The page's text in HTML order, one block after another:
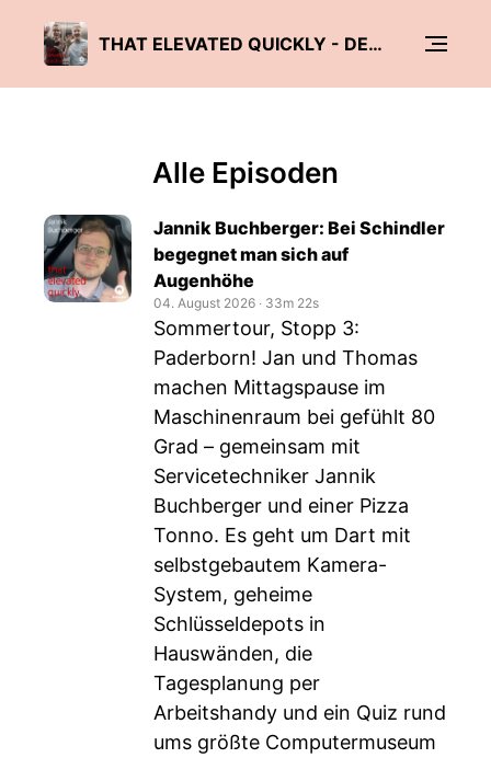
THAT ELEVATED QUICKLY - DER SCHINDLER PODCAST
Alle Episoden
Jannik Buchberger: Bei Schindler
begegnet man sich auf
Augenhöhe
04. August 2026 ‧ 33m 22s
Sommertour, Stopp 3:
Paderborn! Jan und Thomas
machen Mittagspause im
Maschinenraum bei gefühlt 80
Grad – gemeinsam mit
Servicetechniker Jannik
Buchberger und einer Pizza
Tonno. Es geht um Dart mit
selbstgebautem Kamera-
System, geheime
Schlüsseldepots in
Hauswänden, die
Tagesplanung per
Arbeitshandy und ein Quiz rund
ums größte Computermuseum